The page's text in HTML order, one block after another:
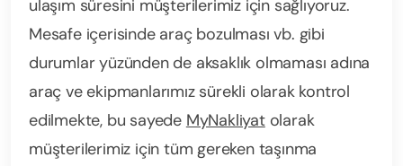
ulaşım süresini müşterilerimiz için sağlıyoruz.
Mesafe içerisinde araç bozulması vb. gibi
durumlar yüzünden de aksaklık olmaması adına
araç ve ekipmanlarımız sürekli olarak kontrol
edilmekte, bu sayede MyNakliyatolarak
müşterilerimiz için tüm gereken taşınma